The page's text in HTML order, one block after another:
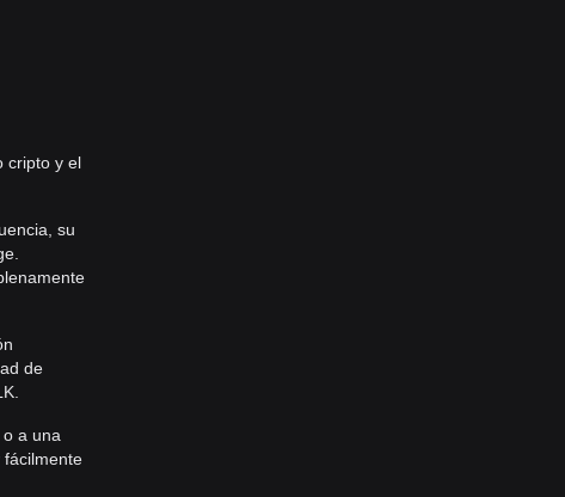
cripto y el
su
de
a una
fácilmente